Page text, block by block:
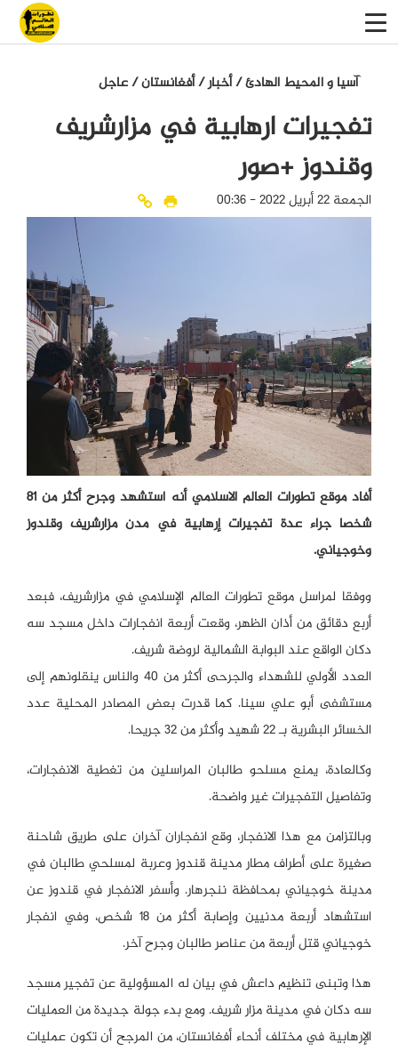
آسيا و المحيط الهادئ/أخبار/أفغانستان/عاجل
تفجيرات ارهابية في مزارشريف
وقندوز +صور
الجمعة 22 أبريل 2022 - 00:36
أفاد موقع تطورات العالم الاسلامي أنه استشهد وجرح أكثر من 81
شخصا جراء عدة تفجيرات إرهابية في مدن مزارشريف وقندوز
وخوجياني.
ووفقا لمراسل موقع تطورات العالم الإسلامي في مزارشريف، فبعد
أربع دقائق من أذان الظهر، وقعت أربعة انفجارات داخل مسجد سه
دكان الواقع عند البوابة الشمالية لروضة شريف.
العدد الأولي للشهداء والجرحى أكثر من 40 والناس ينقلونهم إلى
مستشفى أبو علي سينا. كما قدرت بعض المصادر المحلية عدد
الخسائر البشرية بـ 22 شهيد وأكثر من 32 جريحا.
وكالعادة، يمنع مسلحو طالبان المراسلين من تغطية الانفجارات،
وتفاصيل التفجيرات غير واضحة.
وبالتزامن مع هذا الانفجار، وقع انفجاران آخران على طريق شاحنة
صغيرة على أطراف مطار مدينة قندوز وعربة لمسلحي طالبان في
مدينة خوجياني بمحافظة ننجرهار. وأسفر الانفجار في قندوز عن
استشهاد أربعة مدنيين وإصابة أكثر من 18 شخص، وفي انفجار
خوجياني قتل أربعة من عناصر طالبان وجرح آخر.
هذا وتبنى تنظيم داعش في بيان له المسؤولية عن تفجير مسجد
سه دكان في مدينة مزار شريف. ومع بدء جولة جديدة من العمليات
الإرهابية في مختلف أنحاء أفغانستان، من المرجح أن تكون عمليات